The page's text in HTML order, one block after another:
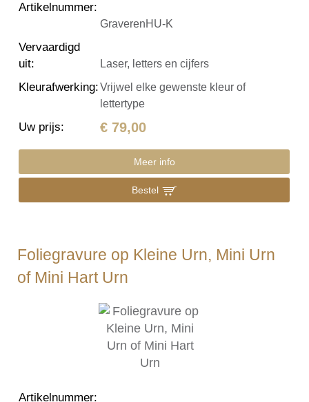
Artikelnummer:
GraverenHU-K
Vervaardigd
uit: Laser, letters en cijfers
Kleurafwerking:Vrijwel elke gewenste kleur of
lettertype
Uw prijs: € 79,00
Meer info
Bestel
Foliegravure op Kleine Urn, Mini Urn
of Mini Hart Urn
Artikelnummer: